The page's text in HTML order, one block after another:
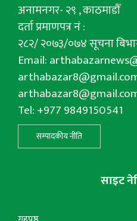
अनामनगर- २९ , काठमाडौँ
दर्ता प्रमाणपत्र नं :
२८२/ २०७३/०७४ सूचना
Email:
Tel: +977 9849150541
सम्पादकीय नीति
साइट